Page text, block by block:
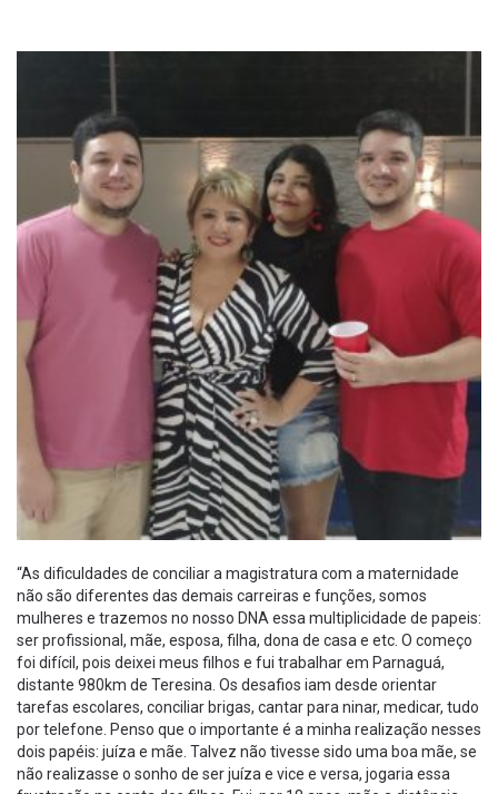
“As dificuldades de conciliar a magistratura com a maternidade
não são diferentes das demais carreiras e funções, somos
mulheres e trazemos no nosso DNA essa multiplicidade de papeis:
ser profissional, mãe, esposa, filha, dona de casa e etc. O começo
foi difícil, pois deixei meus filhos e fui trabalhar em Parnaguá,
distante 980km de Teresina. Os desafios iam desde orientar
tarefas escolares, conciliar brigas, cantar para ninar, medicar, tudo
por telefone. Penso que o importante é a minha realização nesses
dois papéis: juíza e mãe. Talvez não tivesse sido uma boa mãe, se
não realizasse o sonho de ser juíza e vice e versa, jogaria essa